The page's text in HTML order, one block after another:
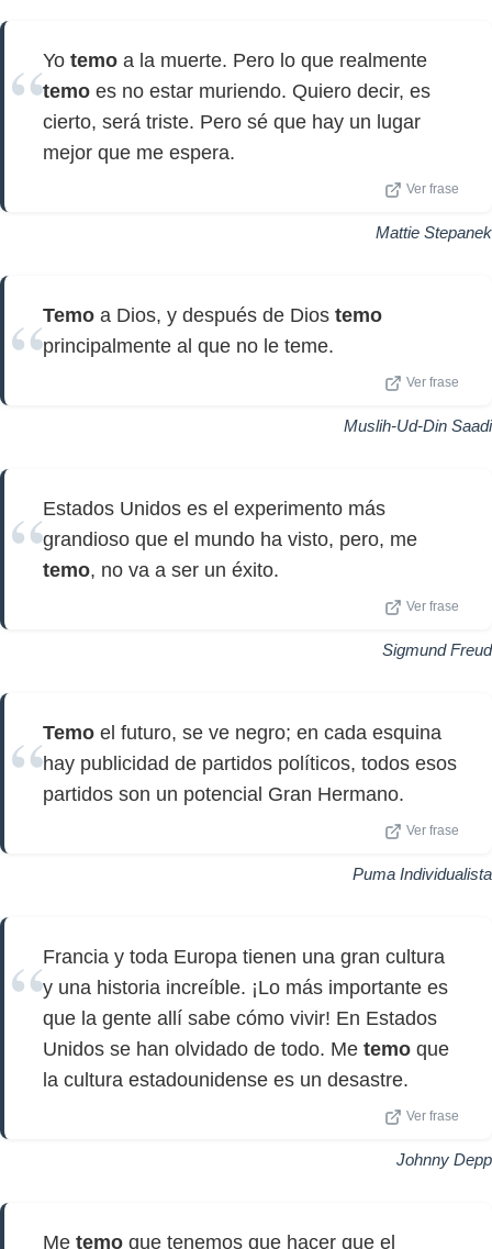
Yo temo a la muerte. Pero lo que realmente
temo es no estar muriendo. Quiero decir, es
cierto, será triste. Pero sé que hay un lugar
mejor que me espera.
Ver frase
Mattie Stepanek
Temo a Dios, y después de Dios temo
principalmente al que no le teme.
Ver frase
Muslih-Ud-Din Saadi
Estados Unidos es el experimento más
grandioso que el mundo ha visto, pero, me
temo, no va a ser un éxito.
Ver frase
Sigmund Freud
Temo el futuro, se ve negro; en cada esquina
hay publicidad de partidos políticos, todos esos
partidos son un potencial Gran Hermano.
Ver frase
Puma Individualista
Francia y toda Europa tienen una gran cultura
y una historia increíble. ¡Lo más importante es
que la gente allí sabe cómo vivir! En Estados
Unidos se han olvidado de todo. Me temo que
la cultura estadounidense es un desastre.
Ver frase
Johnny Depp
Me temo que tenemos que hacer que el